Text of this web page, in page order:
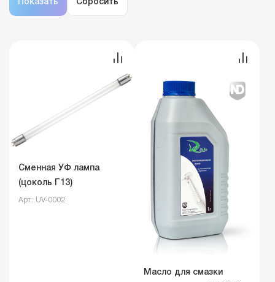
Сменная УФ лампа
(цоколь Г13)
Арт.: UV-0002
Масло для смазки